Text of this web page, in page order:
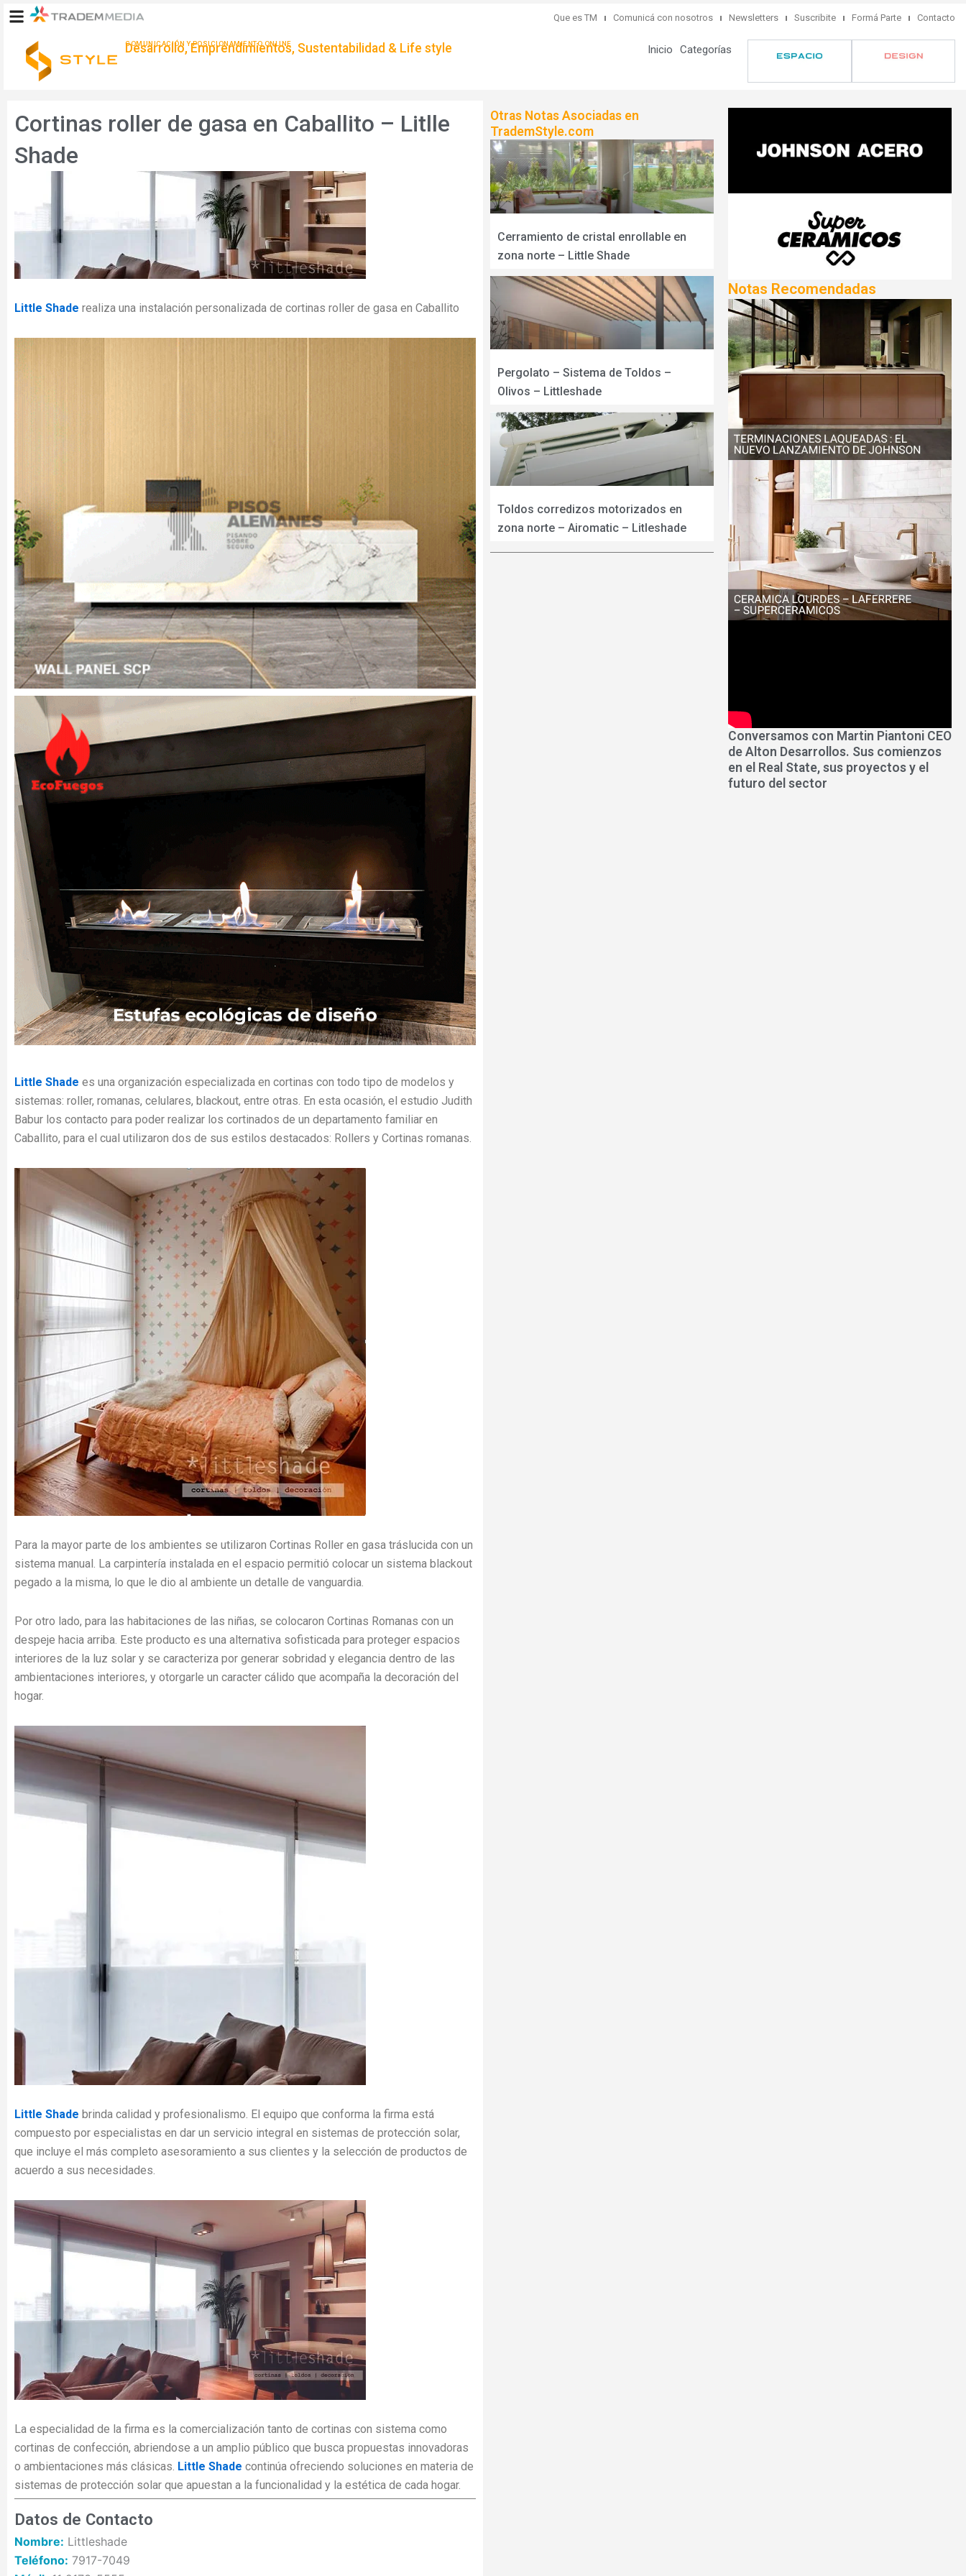
contenido
Que es TM Comunicá con nosotros Newsletters Suscribite Formá Parte Contacto
COMUNICACIÓN Y POSICIONAMIENTO ONLINE
Desarrollo, Emprendimientos, Sustentabilidad & Life style Inicio Categorías
Cortinas roller de gasa en Caballito – Litlle
Shade
Little Shade realiza una instalación personalizada de cortinas roller de gasa en Caballito
Little Shade es una organización especializada en cortinas con todo tipo de modelos y
sistemas: roller, romanas, celulares, blackout, entre otras. En esta ocasión, el estudio Judith
Babur los contacto para poder realizar los cortinados de un departamento familiar en
Caballito, para el cual utilizaron dos de sus estilos destacados: Rollers y Cortinas romanas.
Para la mayor parte de los ambientes se utilizaron Cortinas Roller en gasa tráslucida con un
sistema manual. La carpintería instalada en el espacio permitió colocar un sistema blackout
pegado a la misma, lo que le dio al ambiente un detalle de vanguardia.
Por otro lado, para las habitaciones de las niñas, se colocaron Cortinas Romanas con un
despeje hacia arriba. Este producto es una alternativa sofisticada para proteger espacios
interiores de la luz solar y se caracteriza por generar sobridad y elegancia dentro de las
ambientaciones interiores, y otorgarle un caracter cálido que acompaña la decoración del
hogar.
Little Shade brinda calidad y profesionalismo. El equipo que conforma la firma está
compuesto por especialistas en dar un servicio integral en sistemas de protección solar,
que incluye el más completo asesoramiento a sus clientes y la selección de productos de
acuerdo a sus necesidades.
La especialidad de la firma es la comercialización tanto de cortinas con sistema como
cortinas de confección, abriendose a un amplio público que busca propuestas innovadoras
o ambientaciones más clásicas. Little Shade continúa ofreciendo soluciones en materia de
sistemas de protección solar que apuestan a la funcionalidad y la estética de cada hogar.
Datos de Contacto
Nombre: Littleshade
Teléfono: 7917-7049
Otras Notas Asociadas en
TrademStyle.com
Cerramiento de cristal enrollable en
zona norte – Little Shade
Pergolato – Sistema de Toldos –
Olivos – Littleshade
Toldos corredizos motorizados en
zona norte – Airomatic – Litleshade
Notas Recomendadas
Conversamos con Martin Piantoni CEO
de Alton Desarrollos. Sus comienzos
en el Real State, sus proyectos y el
futuro del sector